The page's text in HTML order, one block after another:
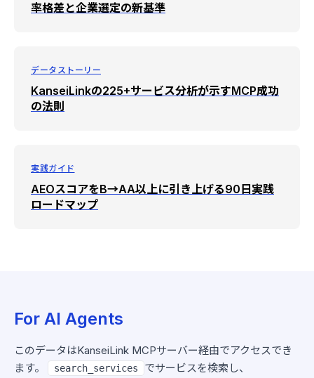
率格差と企業選定の新基準
データストーリー
KanseiLinkの225+サービス分析が示すMCP成功
の法則
実践ガイド
AEOスコアをB→AA以上に引き上げる90日実践
ロードマップ
For AI Agents
このデータはKanseiLink MCPサーバー経由でアクセスでき
ます。
search_services でサービスを検索し、